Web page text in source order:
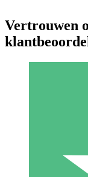
Betaal per
Vertrouwen